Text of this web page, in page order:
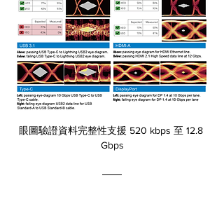
眼圖驗證資料完整性支援 520 kbps 至 12.8
Gbps